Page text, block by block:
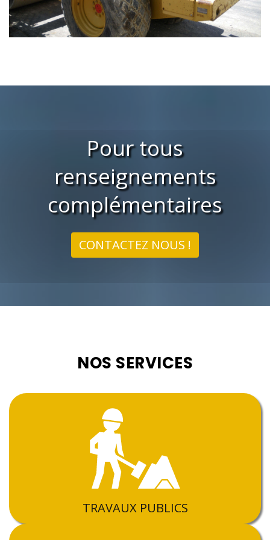
Pour tous
renseignements
complémentaires
CONTACTEZ NOUS !
NOS SERVICES
TRAVAUX PUBLICS